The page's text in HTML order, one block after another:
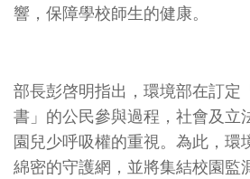
響，保障學校師生的健康。
部長彭啓明指出，環境部在訂定
書」的公民參與過程，社會及立
園兒少呼吸權的重視。為此，環
綿密的守護網，並將集結校園監